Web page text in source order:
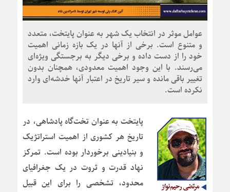
عوامل موثر در انتخاب یک شهر به عنوان پایتخت، متعدد
و متنوع است. برخی از آنها در یک بازه زمانی اهمیت
خود را از دست داده و برخی دیگر به برجستگی ویژه‌ای
می‌رسند. با این وجود اهمیت معدودی، همچنان بدون
تغییر باقی مانده‌ و سیر تاریخ در اعتبار آنها خدشه‌ای وارد
نکرده است.
پایتخت به عنوان تخت‌گاه پادشاهی، در
تاریخ هر کشوری از اهمیت استراتژیک
و بنیادینی برخوردار بوده است. تمرکز
نهاد قدرت و ثروت در یک جغرافیای
محدود، تشخصی را برای این قبیل